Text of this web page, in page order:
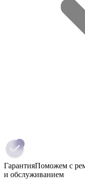
ГарантияПоможем с
и обслуживанием